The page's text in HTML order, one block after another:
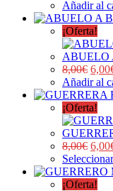
Añadir al
¡Oferta!
ABUELO
8,00€ 6,00
Añadir al
¡Oferta!
8,00€ 6,00
¡Oferta!